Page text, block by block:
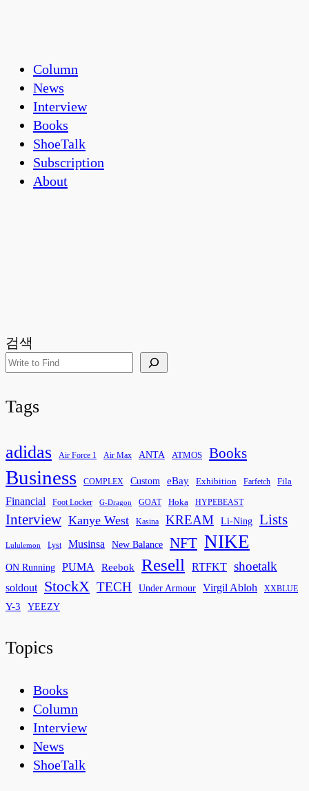
Column
News
Interview
Books
ShoeTalk
Subscription
About
검색
Tags
adidas Air Force 1 Air Max ANTA ATMOS Books
Business COMPLEX Custom eBay Exhibition Farfetch Fila
Financial Foot Locker G-Dragon GOAT Hoka HYPEBEAST
Interview Kanye West Kasina KREAM Li-Ning Lists
Lululemon Lyst Musinsa New Balance NFT NIKE
ON Running PUMA Reebok Resell RTFKT shoetalk
soldout StockX TECH Under Armour Virgil Abloh XXBLUE
Y-3 YEEZY
Topics
Books
Column
Interview
News
ShoeTalk